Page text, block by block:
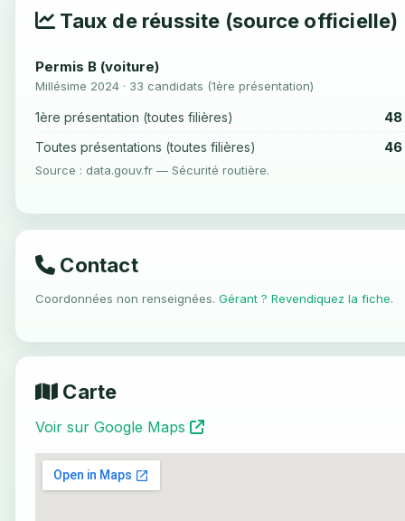
Taux de réussite (source officielle)
Permis B (voiture)
Millésime 2024 · 33 candidats (1ère présentation)
1ère présentation (toutes filières) 48
Toutes présentations (toutes filières) 46
Source : data.gouv.fr — Sécurité routière.
Contact
Coordonnées non renseignées. Gérant ? Revendiquez la fiche.
Carte
Voir sur Google Maps